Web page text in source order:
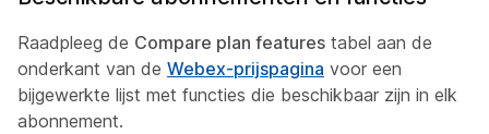
Raadpleeg de Compare plan features tabel aan de
onderkant van de Webex-prijspagina voor een
bijgewerkte lijst met functies die beschikbaar zijn in elk
abonnement.